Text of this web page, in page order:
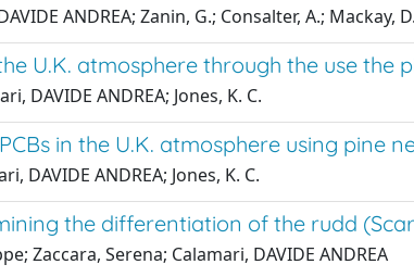
ANDREA; Zanin, G.; Consalter, A.; Mackay, D.
U.K. atmosphere through the use the
DAVIDE ANDREA; Jones, K. C.
in the U.K. atmosphere using pine
DAVIDE ANDREA; Jones, K. C.
the differentiation of the rudd
Zaccara, Serena; Calamari, DAVIDE ANDREA